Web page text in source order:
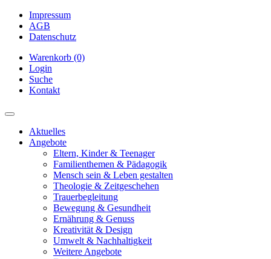
Impressum
AGB
Datenschutz
Warenkorb (0)
Login
Suche
Kontakt
Aktuelles
Angebote
Eltern, Kinder & Teenager
Familienthemen & Pädagogik
Mensch sein & Leben gestalten
Theologie & Zeitgeschehen
Trauerbegleitung
Bewegung & Gesundheit
Ernährung & Genuss
Kreativität & Design
Umwelt & Nachhaltigkeit
Weitere Angebote